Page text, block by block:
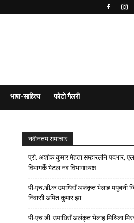
भाषा-साहित्य फोटो गैलरी
नवीनतम समाचार
प्रो. अशोक कुमार मेहता सम्हारलनि पदभार,
विभागकेँ भेटल नव विभागाध्यक्ष
पी-एच.डी.क उपाधिसँ अलंकृत भेलाह मधुबनी
निवासी अमित कुमार झा
पी-एच.डी. उपाधिसँ अलंकृत भेलाह मिथिला